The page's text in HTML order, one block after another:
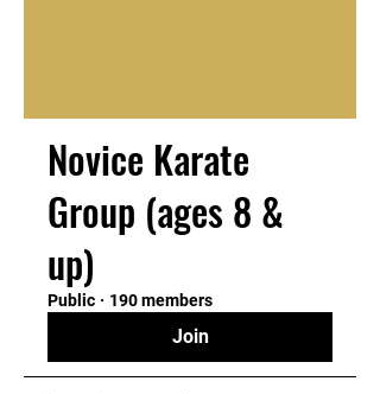
Novice Karate
Group (ages 8 &
up)
Public · 190 members
Join